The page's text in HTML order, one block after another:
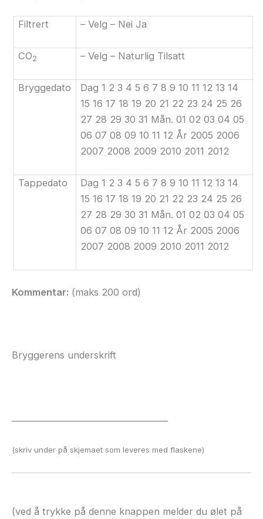
Filtrert – Velg – Nei Ja
CO2 – Velg – Naturlig Tilsatt
Bryggedato
Dag 1 2 3 4 5 6 7 8 9 10 11 12 13 14
15 16 17 18 19 20 21 22 23 24 25 26
27 28 29 30 31 Mån. 01 02 03 04 05
06 07 08 09 10 11 12 År 2005 2006
2007 2008 2009 2010 2011 2012
Tappedato
Dag 1 2 3 4 5 6 7 8 9 10 11 12 13 14
15 16 17 18 19 20 21 22 23 24 25 26
27 28 29 30 31 Mån. 01 02 03 04 05
06 07 08 09 10 11 12 År 2005 2006
2007 2008 2009 2010 2011 2012
Kommentar: (maks 200 ord)
Bryggerens underskrift
(skriv under på skjemaet som leveres med flaskene)
(ved å trykke på denne knappen melder du ølet på